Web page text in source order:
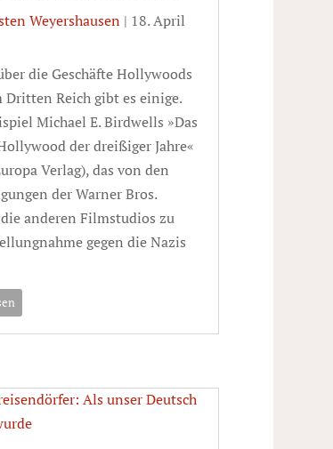
Weyershausen | 18. April
die Geschäfte Hollywoods
Dritten Reich gibt es einige.
Michael E. Birdwells »Das
der dreißiger Jahre«
Verlag), das von den
der Warner Bros.
anderen Filmstudios zu
gegen die Nazis